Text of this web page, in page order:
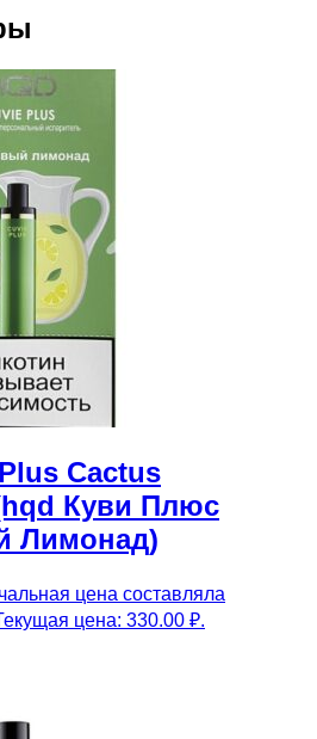
Cactus
Куви Плюс
Лимонад)
цена составляла
цена: 330.00 ₽.